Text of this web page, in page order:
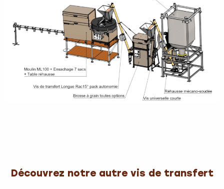
Découvrez notre autre vis de transfert